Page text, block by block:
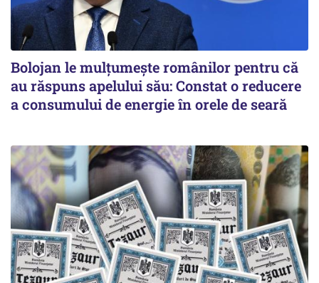
Bolojan le mulțumește românilor pentru că
au răspuns apelului său: Constat o reducere
a consumului de energie în orele de seară